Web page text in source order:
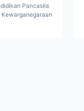
Pancasila
Kewarganegaraan